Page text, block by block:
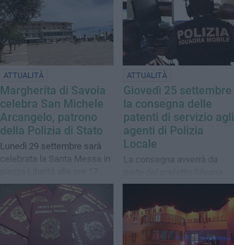
ATTUALITÀ
Margherita di Savoia
celebra San Michele
Arcangelo, patrono
della Polizia di Stato
Lunedì 29 settembre sarà
celebrata la Santa Messa in
ATTUALITÀ
Giovedì 25 settembre
la consegna delle
patenti di servizio agli
agenti di Polizia
Locale
La consegna avverrà da
D'Agostino